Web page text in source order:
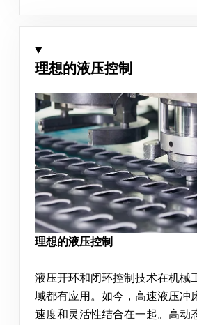
理想的液压控制
理想的液压控制
液压开环和闭环控制技术在机械
域都有应用。如今，高速液压冲
速度和灵活性结合在一起。高动